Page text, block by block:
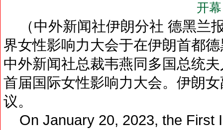
开幕
（中外新闻社伊朗分社 德黑兰
界女性影响力大会于在伊朗首都
中外新闻社总裁韦燕同多国总统
首届国际女性影响力大会。伊朗
议。
On January 20, 2023, the First